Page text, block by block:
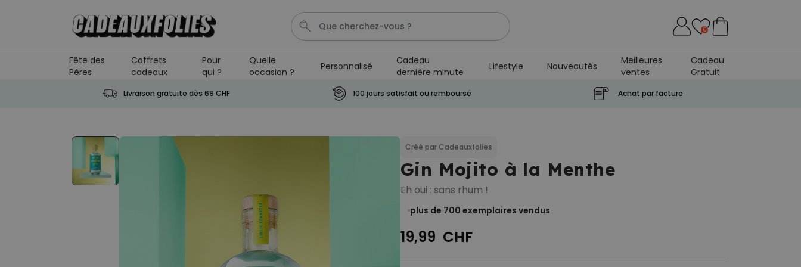
Spritz Aperol
Verre Aperol Spritz
personnalisé avec prénom
plus de
exemplaires
vendus
24,99 CHF
Personnalisable
Porte-clés personnalisé en
bois avec texte
19,99 CHF
0
Fête des
Pères
Coffrets
cadeaux
Pour
qui ?
Quelle
occasion ?
Personnalisé
Cadeau
dernière minute
Lifestyle Nouveautés
Meilleures
ventes
Cadeau
Gratuit
Livraison gratuite dès 69 CHF 100 jours satisfait ou remboursé Achat par facture
Créé par Cadeauxfolies
Gin Mojito à la Menthe
Eh oui : sans rhum !
plus de 700 exemplaires vendus
19,99 CHF